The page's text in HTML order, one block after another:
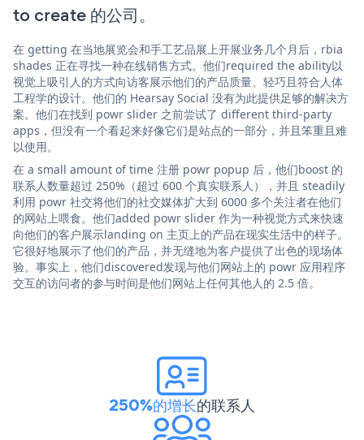
to create 的公司。
在 getting 在当地展览会和手工艺品展上开展业务几个月后，rbia
shades 正在寻找一种在线销售方式。他们required the ability以
视觉上吸引人的方式向访客展示他们的产品质量、轻巧且符合人体
工程学的设计。他们的 Hearsay Social 没有为此提供足够的解决方
案。他们在找到 powr slider 之前尝试了 different third-party
apps，但没有一个看起来好像它们是站点的一部分，并且笨重且难
以使用。
在 a small amount of time 注册 powr popup 后，他们boost 的
联系人数量超过 250%（超过 600 个真实联系人），并且 steadily
利用 powr 社交将他们的社交媒体扩大到 6000 多个关注者在他们
的网站上喂食。他们added powr slider 作为一种视觉方式来快速
向他们的客户展示landing on 主页上的产品在现实生活中的样子。
它很好地展示了他们的产品，并无缝地为客户提供了出色的现场体
验。事实上，他们discovered发现与他们网站上的 powr 应用程序
交互的访问者的参与时间是他们网站上任何其他人的 2.5 倍。
250%的增长的联系人